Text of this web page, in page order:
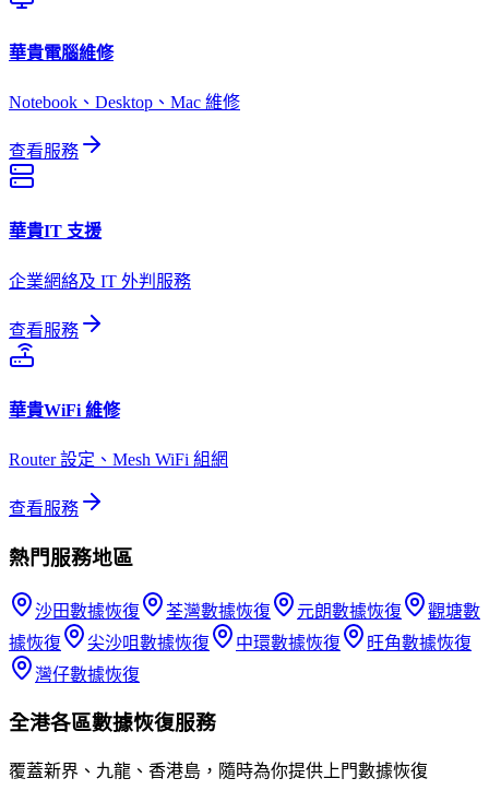
華貴電腦維修
Notebook、Desktop、Mac 維修
查看服務
華貴IT 支援
企業網絡及 IT 外判服務
查看服務
華貴WiFi 維修
Router 設定、Mesh WiFi 組網
查看服務
熱門服務地區
沙田數據恢復 荃灣數據恢復 元朗數據恢復 觀塘數
據恢復
尖沙咀數據恢復 中環數據恢復 旺角數據恢復
灣仔數據恢復
全港各區數據恢復服務
覆蓋新界、九龍、香港島，隨時為你提供上門數據恢復